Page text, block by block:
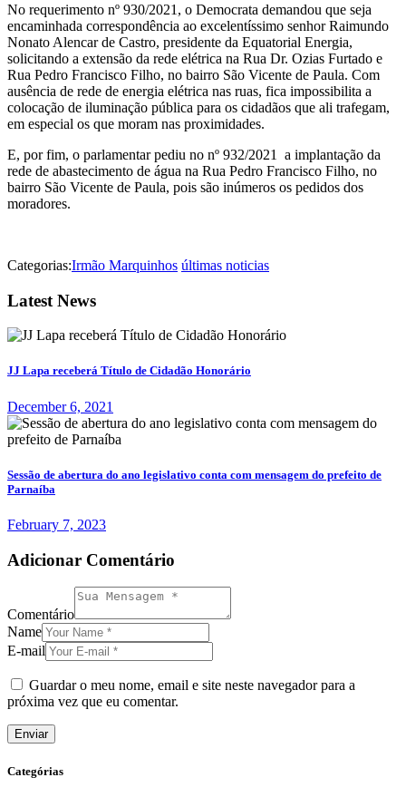
No requerimento nº 930/2021, o Democrata demandou que seja
encaminhada correspondência ao excelentíssimo senhor Raimundo
Nonato Alencar de Castro, presidente da Equatorial Energia,
solicitando a extensão da rede elétrica na Rua Dr. Ozias Furtado e
Rua Pedro Francisco Filho, no bairro São Vicente de Paula. Com
ausência de rede de energia elétrica nas ruas, fica impossibilita a
colocação de iluminação pública para os cidadãos que ali trafegam,
em especial os que moram nas proximidades.
E, por fim, o parlamentar pediu no nº 932/2021 a implantação da
rede de abastecimento de água na Rua Pedro Francisco Filho, no
bairro São Vicente de Paula, pois são inúmeros os pedidos dos
moradores.
Categorias:Irmão Marquinhos últimas noticias
Latest News
JJ Lapa receberá Título de Cidadão Honorário
December 6, 2021
Sessão de abertura do ano legislativo conta com mensagem do prefeito de
Parnaíba
February 7, 2023
Adicionar Comentário
Comentário
Name
E-mail
Guardar o meu nome, email e site neste navegador para a
próxima vez que eu comentar.
Categórias